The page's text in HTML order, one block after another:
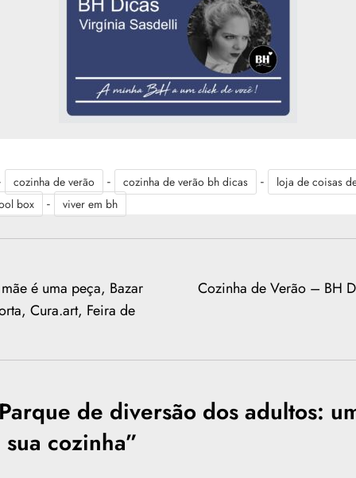
cozinha de verão - cozinha de verão bh dicas -
loja de coisas
box
- viver em bh
é uma peça, Bazar
Cura.art, Feira de
Cozinha de Verão – BH
de diversão dos adultos:
cozinha”